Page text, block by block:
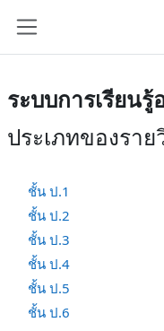
ระบบการเรียน
ประเภทของราย
ชั้น ป.1
ชั้น ป.2
ชั้น ป.3
ชั้น ป.4
ชั้น ป.5
ชั้น ป.6